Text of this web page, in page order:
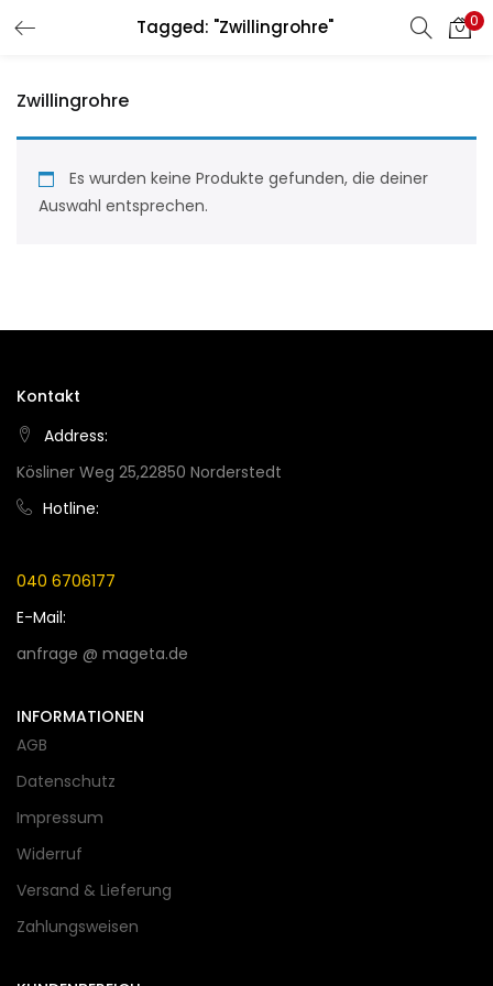
Tagged: "Zwillingrohre" 0
Zwillingrohre
Es wurden keine Produkte gefunden, die deiner
Auswahl entsprechen.
Kontakt
Address:
Kösliner Weg 25,22850 Norderstedt
Hotline:
040 6706177
E-Mail:
anfrage @ mageta.de
INFORMATIONEN
AGB
Datenschutz
Impressum
Widerruf
Versand & Lieferung
Zahlungsweisen
LOGIN
Enter your username and password to login.